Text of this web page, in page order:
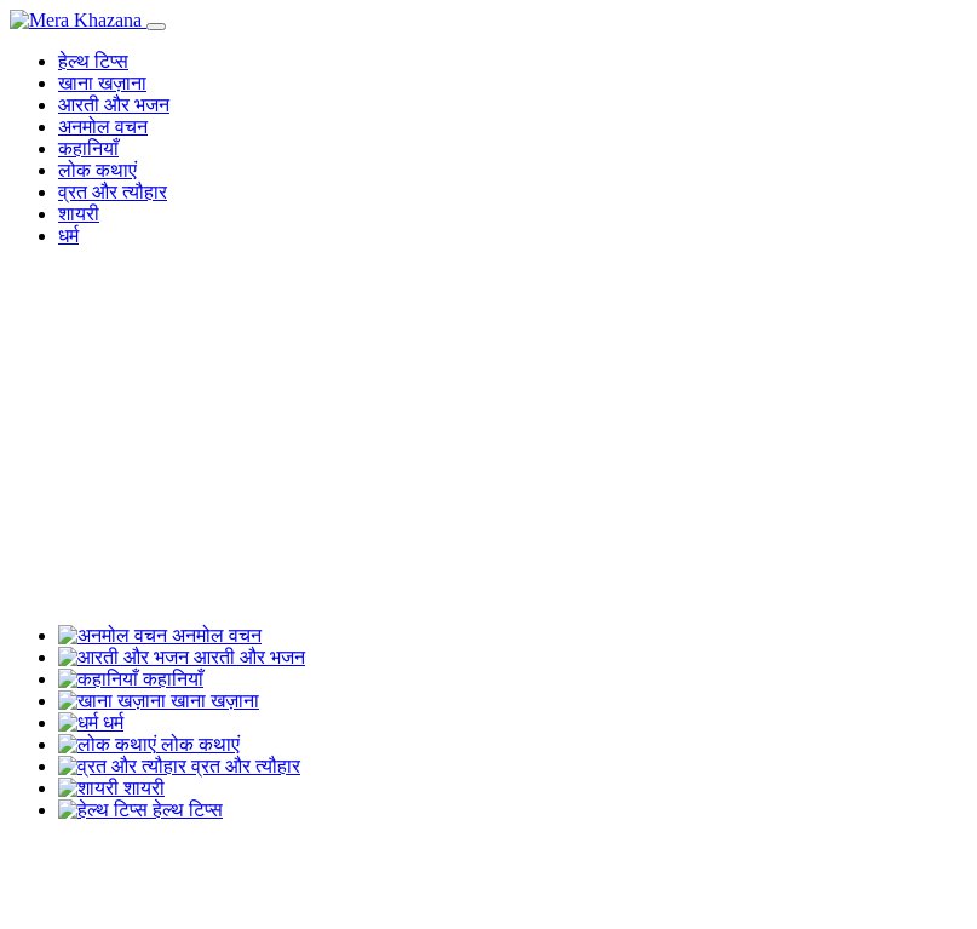
Skip
contentहेल्थ टिप्स
खाना खज़ाना
आरती और भजन
अनमोल वचन
कहानियाँ
लोक कथाएं
व्रत और त्यौहार
शायरी
धर्म
अनमोल वचन
आरती और भजन
कहानियाँ
खाना खज़ाना
धर्म
लोक कथाएं
व्रत और त्यौहार
शायरी
हेल्थ टिप्स